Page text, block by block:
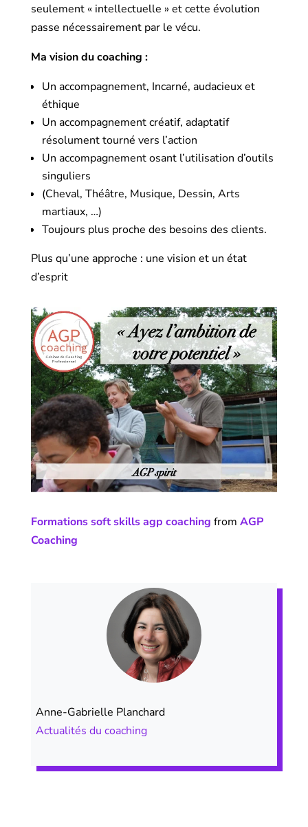
seulement « intellectuelle » et cette évolution
passe nécessairement par le vécu.
Ma vision du coaching :
Un accompagnement, Incarné, audacieux et
éthique
Un accompagnement créatif, adaptatif
résolument tourné vers l’action
Un accompagnement osant l’utilisation d’outils
singuliers
(Cheval, Théâtre, Musique, Dessin, Arts
martiaux, …)
Toujours plus proche des besoins des clients.
Plus qu’une approche : une vision et un état
d’esprit
Formations soft skills agp coaching from AGP
Coaching
Anne-Gabrielle Planchard
Actualités du coaching